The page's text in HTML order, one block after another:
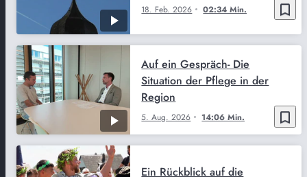
bookmark_border
18. Feb. 2026 02:34 Min.
bookmark_border
5. Aug. 2026 14:06 Min.
Auf ein Gespräch- Die
Situation der Pflege in der
Region
Ein Rückblick auf die